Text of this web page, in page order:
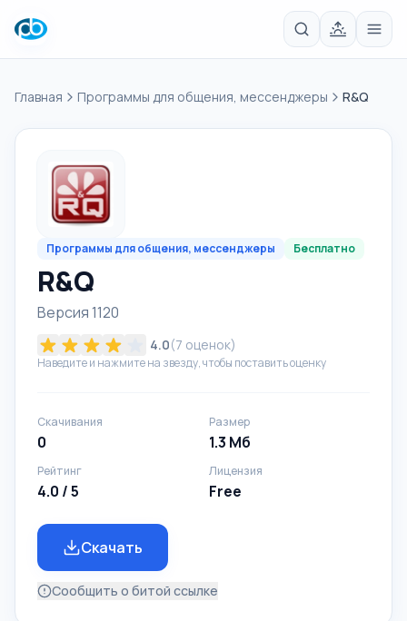
Главная Программы для общения, мессенджеры R&Q
Программы для общения, мессенджеры Бесплатно
R&Q
Версия 1120
4.0(7 оценок)
Наведите и нажмите на звезду, чтобы поставить оценку
Скачивания
0
Размер
1.3 Мб
Рейтинг
4.0 / 5
Лицензия
Free
Скачать
Сообщить о битой ссылке